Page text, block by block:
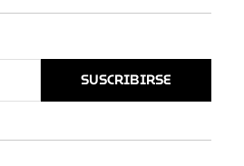
SUSCRIBIRSE